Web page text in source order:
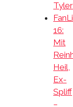
Tyler
16:
Mit
Heil,
Ex-
Spliff
–